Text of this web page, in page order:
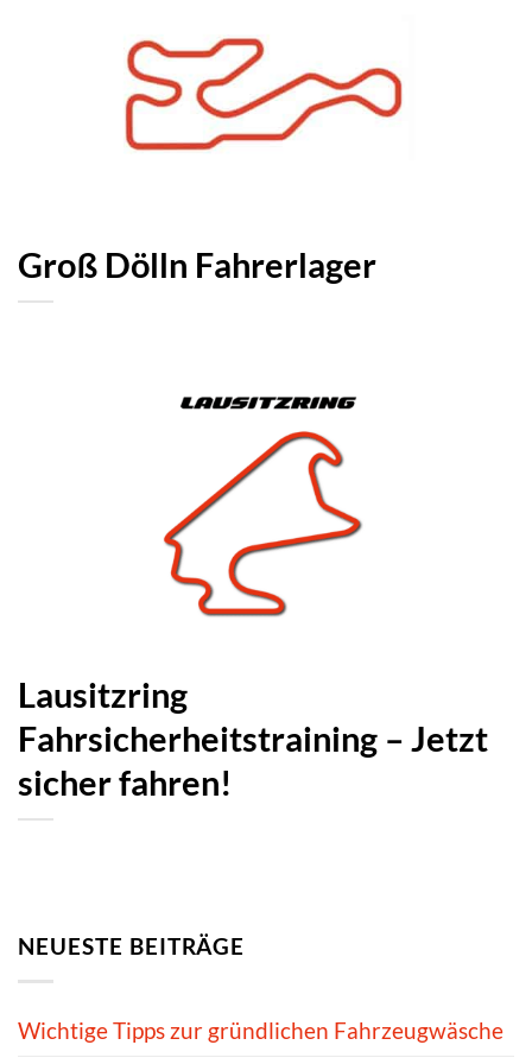
Groß Dölln Fahrerlager
Lausitzring
Fahrsicherheitstraining – Jetzt
sicher fahren!
NEUESTE BEITRÄGE
Wichtige Tipps zur gründlichen Fahrzeugwäsche